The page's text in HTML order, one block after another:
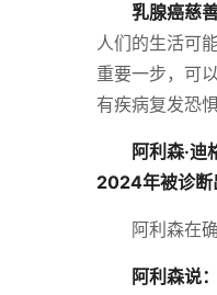
乳腺癌慈
人们的生活可
重要一步，可
有疾病复发恐
阿利森·
2024年被诊断
阿利森在
阿利森说：